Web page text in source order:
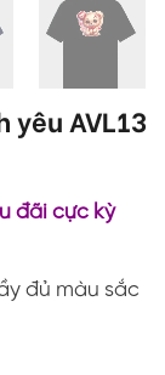
AVL13
đãi cực kỳ
đủ màu sắc